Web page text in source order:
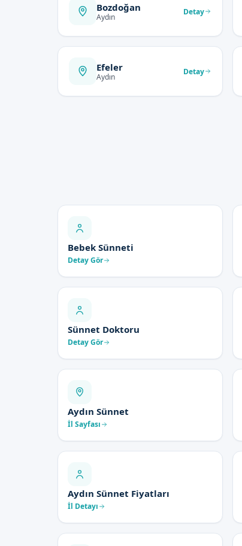
Bozdoğan
Aydın
Detay
Efeler
Aydın
Detay
Bebek Sünneti
Detay Gör
Sünnet Doktoru
Detay Gör
Aydın Sünnet
İl Sayfası
Aydın Sünnet Fiyatları
İl Detayı